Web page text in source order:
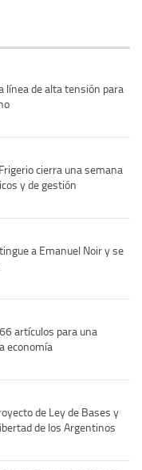
línea de alta tensión para
cierra una semana
y de gestión
a Emanuel Noir y se
artículos para una
economía
de Ley de Bases y
de los Argentinos